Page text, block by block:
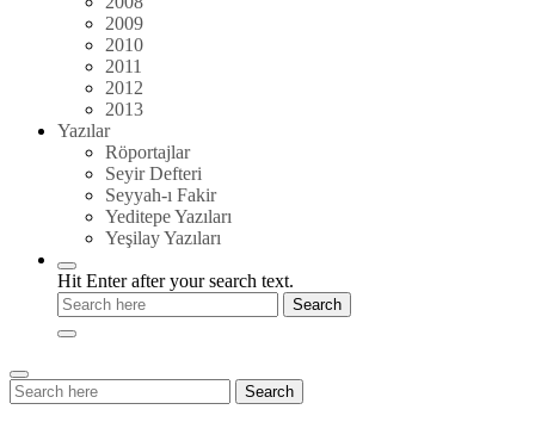
2009
2010
2011
2012
2013
Yazılar
Röportajlar
Seyir Defteri
Seyyah-ı Fakir
Yeditepe Yazıları
Yeşilay Yazıları
Hit Enter after your search text.
Search
for:
Search